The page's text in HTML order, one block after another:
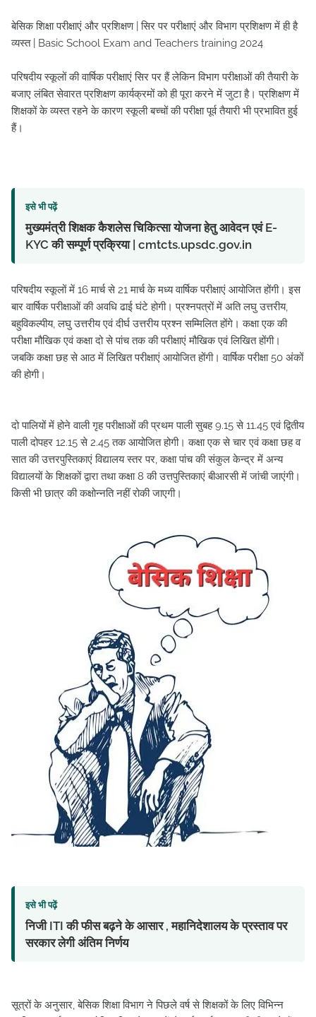
बेसिक शिक्षा परीक्षाएं और प्रशिक्षण | सिर पर परीक्षाएं और विभाग प्रशिक्षण में ही है
व्यस्त | Basic School Exam and Teachers training 2024
परिषदीय स्कूलों की वार्षिक परीक्षाएं सिर पर हैं लेकिन विभाग परीक्षाओं की तैयारी के
बजाए लंबित सेवारत प्रशिक्षण कार्यक्रमों को ही पूरा करने में जुटा है। प्रशिक्षण में
शिक्षकों के व्यस्त रहने के कारण स्कूली बच्चों की परीक्षा पूर्व तैयारी भी प्रभावित हुई
हैं।
इसे भी पढ़ें
मुख्यमंत्री शिक्षक कैशलेस चिकित्सा योजना हेतु आवेदन एवं E-
KYC की सम्पूर्ण प्रक्रिया | cmtcts.upsdc.gov.in
परिषदीय स्कूलों में 16 मार्च से 21 मार्च के मध्य वार्षिक परीक्षाएं आयोजित होंगी। इस
बार वार्षिक परीक्षाओं की अवधि ढाई घंटे होगी। प्रश्नपत्रों में अति लघु उत्तरीय,
बहुविकल्पीय, लघु उत्तरीय एवं दीर्घ उत्तरीय प्रश्न सम्मिलित होंगे। कक्षा एक की
परीक्षा मौखिक एवं कक्षा दो से पांच तक की परीक्षाएं मौखिक एवं लिखित होंगी।
जबकि कक्षा छह से आठ में लिखित परीक्षाएं आयोजित होंगी। वार्षिक परीक्षा 50 अंकों
की होगी।
दो पालियों में होने वाली गृह परीक्षाओं की प्रथम पाली सुबह 9.15 से 11.45 एवं द्वितीय
पाली दोपहर 12.15 से 2.45 तक आयोजित होगी। कक्षा एक से चार एवं कक्षा छह व
सात की उत्तरपुस्तिकाएं विद्यालय स्तर पर, कक्षा पांच की संकुल केन्द्र में अन्य
विद्यालयों के शिक्षकों द्वारा तथा कक्षा 8 की उत्तपुस्तिकाएं बीआरसी में जांची जाएंगी।
किसी भी छात्र की कक्षोन्नति नहीं रोकी जाएगी।
इसे भी पढ़ें
निजी ITI की फीस बढ़ने के आसार , महानिदेशालय के प्रस्ताव पर
सरकार लेगी अंतिम निर्णय
सूत्रों के अनुसार, बेसिक शिक्षा विभाग ने पिछले वर्ष से शिक्षकों के लिए विभिन्न